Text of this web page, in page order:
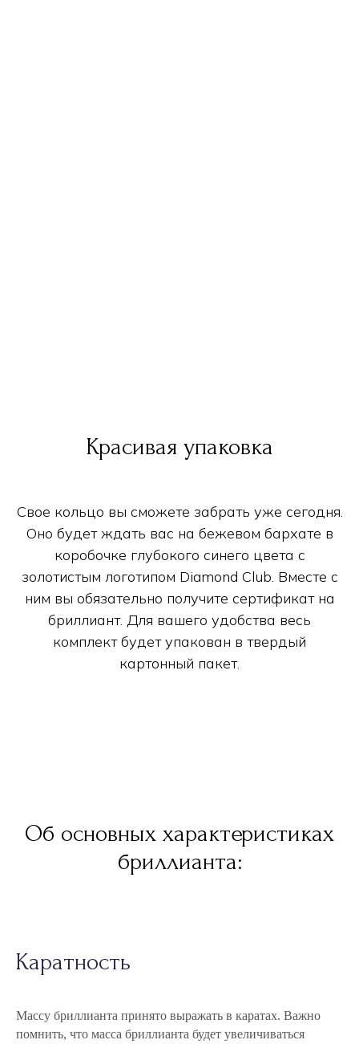
Красивая упаковка
Свое кольцо вы сможете забрать уже сегодня.
Оно будет ждать вас на бежевом бархате в
коробочке глубокого синего цвета с
золотистым логотипом Diamond Club. Вместе с
ним вы обязательно получите сертификат на
бриллиант. Для вашего удобства весь
комплект будет упакован в твердый
картонный пакет.
Об основных характеристиках
бриллианта:
Каратность